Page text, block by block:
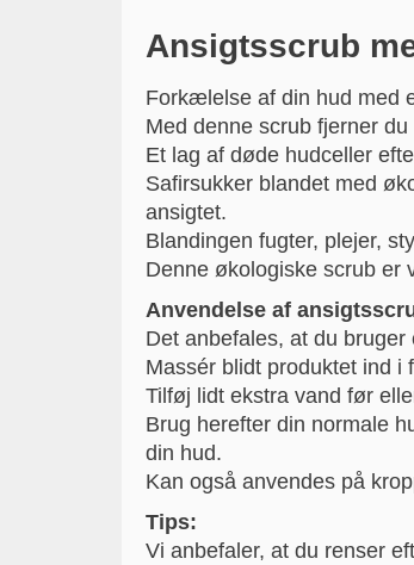
Ansigtsscrub
Forkælelse af din hud med
Med denne scrub fjerner
Et lag af døde hudceller
Safirsukker blandet med
ansigtet.
Blandingen fugter, plejer,
Denne økologiske scrub er
Anvendelse af
Det anbefales, at du
Massér blidt produktet ind i
Tilføj lidt ekstra vand før
Brug herefter din normale
din hud.
Kan også anvendes på
Tips:
Vi anbefaler, at du renser